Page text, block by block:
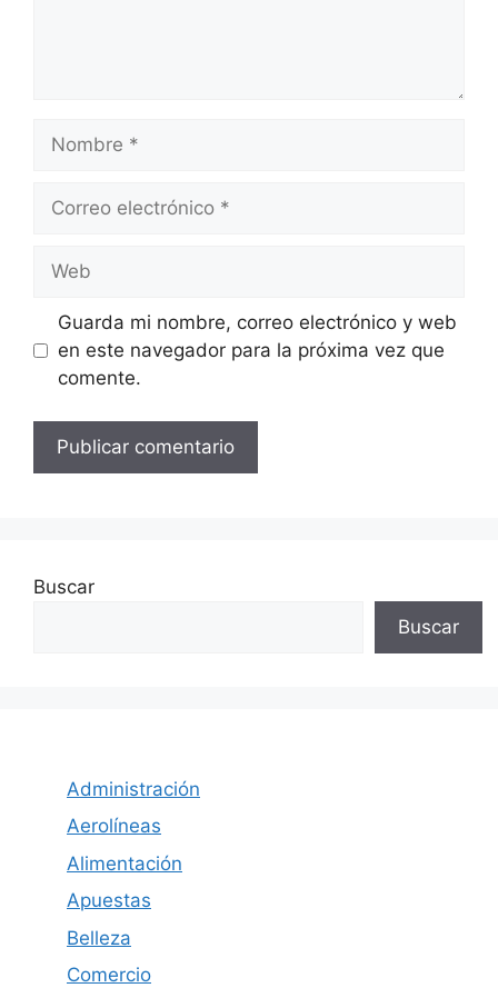
Nombre
Correo
Web
Guarda mi nombre, correo electrónico y web
en este navegador para la próxima vez que
comente.
Buscar
Buscar
Administración
Aerolíneas
Alimentación
Apuestas
Belleza
Comercio